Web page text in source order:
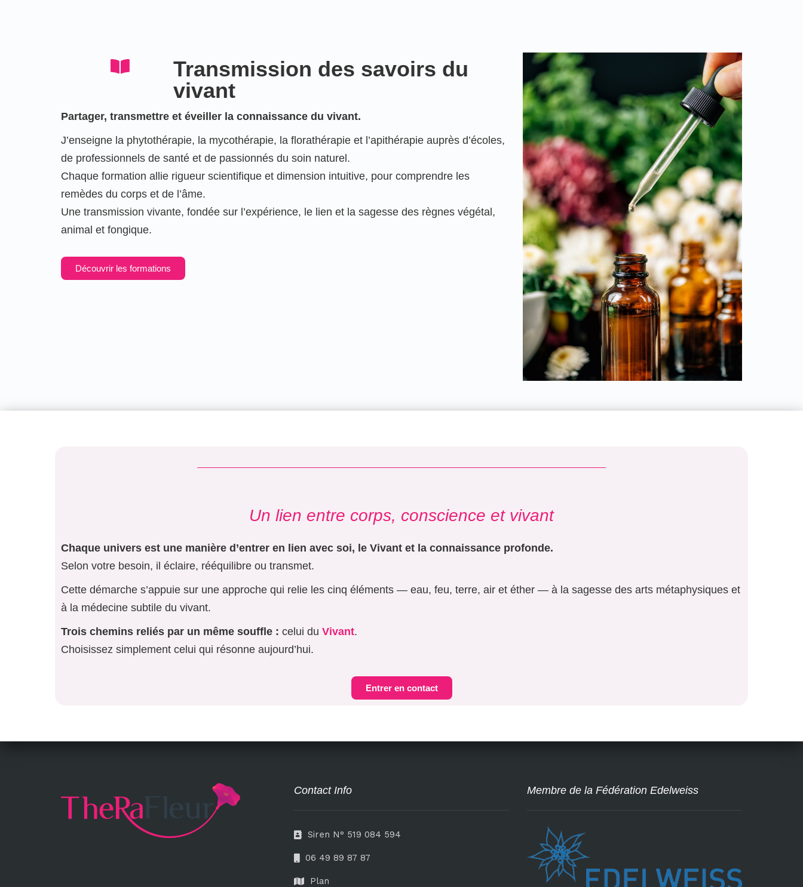
Transmission des savoirs du
vivant
Partager, transmettre et éveiller la connaissance du vivant.
J’enseigne la phytothérapie, la mycothérapie, la florathérapie et l’apithérapie auprès d’écoles,
de professionnels de santé et de passionnés du soin naturel.
Chaque formation allie rigueur scientifique et dimension intuitive, pour comprendre les
remèdes du corps et de l’âme.
Une transmission vivante, fondée sur l’expérience, le lien et la sagesse des règnes végétal,
animal et fongique.
Découvrir les formations
Un lien entre corps, conscience et vivant
Chaque univers est une manière d’entrer en lien avec soi, le Vivant et la connaissance profonde.
Selon votre besoin, il éclaire, rééquilibre ou transmet.
Cette démarche s’appuie sur une approche qui relie les cinq éléments — eau, feu, terre, air et éther — à la sagesse des arts métaphysiques et
à la médecine subtile du vivant.
Trois chemins reliés par un même souffle : celui du Vivant.
Choisissez simplement celui qui résonne aujourd’hui.
Entrer en contact
Contact Info
Siren N° 519 084 594
06 49 89 87 87
Plan
Membre de la Fédération Edelweiss